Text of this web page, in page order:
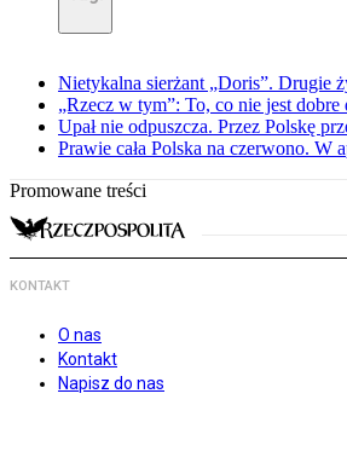
Nietykalna sierżant „Doris”. Drugie
„Rzecz w tym”: To, co nie jest
Upał nie odpuszcza. Przez Polskę
Prawie cała Polska na czerwono. W
Promowane treści
KONTAKT
O nas
Kontakt
Napisz do nas